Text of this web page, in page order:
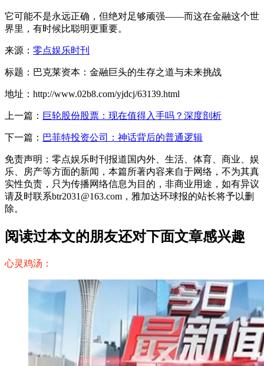
它可能不是永远正确，但绝对足够顽强——而这在金融这个世
界里，有时候比聪明更重要。
来源： 零点娱乐时刊
标题：巴克莱资本：金融巨头的生存之道与未来挑战
地址：http://www.02b8.com/yjdcj/63139.html
上一篇： 巨轮股份股票：现在值得入手吗？深度剖析
下一篇： 巴菲特投资公司：神话背后的普通逻辑
免责声明：零点娱乐时刊报道国内外、生活、体育、商业、娱
乐、房产等方面的新闻，本篇所著内容来自于网络，不为其真
实性负责，只为传播网络信息为目的，非商业用途，如有异议
请及时联系btr2031@163.com，雅加达环球报的站长将予以删
除。
阅读过本文的朋友还对下面文章感兴趣
心灵鸡汤：